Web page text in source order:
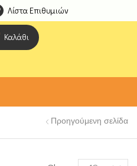
δημιουργίες από τους
Λίστα Επιθυμιών
Καλάθι
Προηγούμενη σελίδα